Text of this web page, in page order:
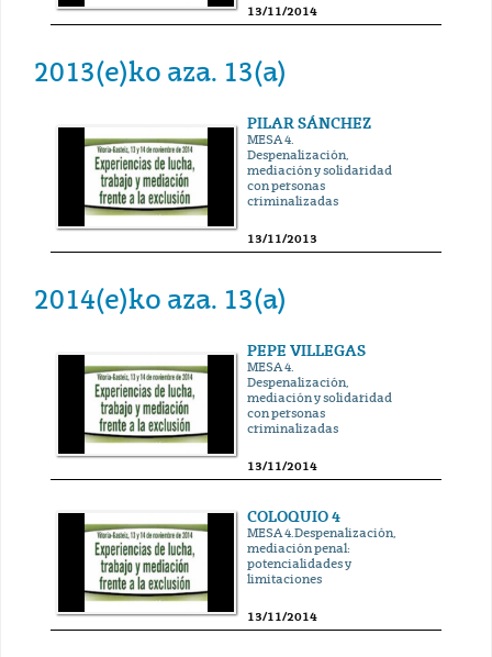
13/11/2014
2013(e)ko aza. 13(a)
PILAR SÁNCHEZ
MESA 4.
Despenalización,
mediación y solidaridad
con personas
criminalizadas
13/11/2013
2014(e)ko aza. 13(a)
PEPE VILLEGAS
MESA 4.
Despenalización,
mediación y solidaridad
con personas
criminalizadas
13/11/2014
COLOQUIO 4
MESA 4.Despenalización,
mediación penal:
potencialidades y
limitaciones
13/11/2014